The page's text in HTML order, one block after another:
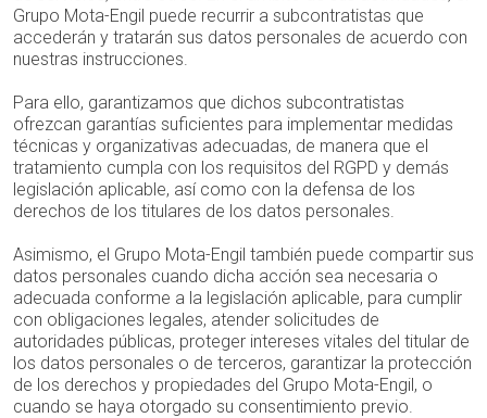
Grupo Mota-Engil puede recurrir a subcontratistas que
accederán y tratarán sus datos personales de acuerdo con
nuestras instrucciones.
Para ello, garantizamos que dichos subcontratistas
ofrezcan garantías suficientes para implementar medidas
técnicas y organizativas adecuadas, de manera que el
tratamiento cumpla con los requisitos del RGPD y demás
legislación aplicable, así como con la defensa de los
derechos de los titulares de los datos personales.
Asimismo, el Grupo Mota-Engil también puede compartir sus
datos personales cuando dicha acción sea necesaria o
adecuada conforme a la legislación aplicable, para cumplir
con obligaciones legales, atender solicitudes de
autoridades públicas, proteger intereses vitales del titular de
los datos personales o de terceros, garantizar la protección
de los derechos y propiedades del Grupo Mota-Engil, o
cuando se haya otorgado su consentimiento previo.